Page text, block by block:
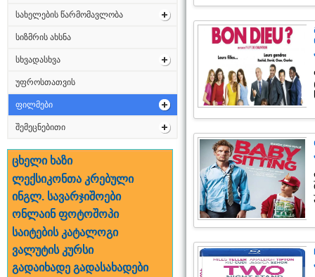
სახელების წარმომავლობა
სიზმრის ახსნა
სხვადასხვა
უფროსთათვის
ფილმები
შემეცნებითი
ცხელი ხაზი
ლექსიკონთა კრებული
ინგლ. სავარჯიშოები
ონლაინ ფოტოშოპი
საიტების კატალოგი
ვალუტის კურსი
გადაიხადე გადასახადები